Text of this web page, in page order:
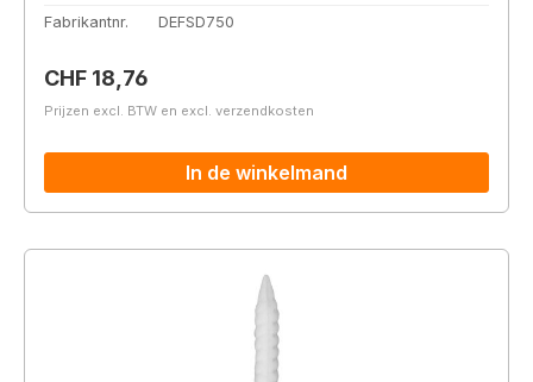
Fabrikantnr.
DEFSD750
Normale prijs:
CHF 18,76
Prijzen excl. BTW en excl. verzendkosten
In de winkelmand